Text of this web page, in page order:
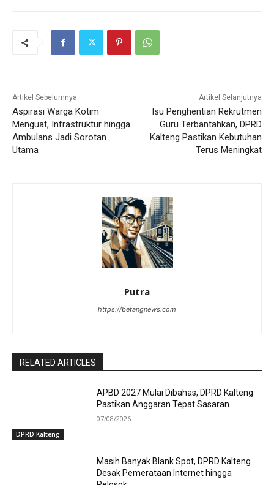
Artikel Sebelumnya
Aspirasi Warga Kotim
Menguat, Infrastruktur hingga
Ambulans Jadi Sorotan
Utama
Artikel Selanjutnya
Isu Penghentian Rekrutmen
Guru Terbantahkan, DPRD
Kalteng Pastikan Kebutuhan
Terus Meningkat
Putra
https://betangnews.com
RELATED ARTICLES
DPRD Kalteng
APBD 2027 Mulai Dibahas, DPRD Kalteng
Pastikan Anggaran Tepat Sasaran
07/08/2026
Masih Banyak Blank Spot, DPRD Kalteng
Desak Pemerataan Internet hingga